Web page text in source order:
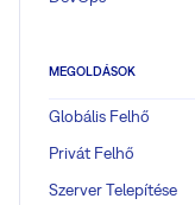
MEGOLDÁSOK
Globális Felhő
Privát Felhő
Szerver Telepítése